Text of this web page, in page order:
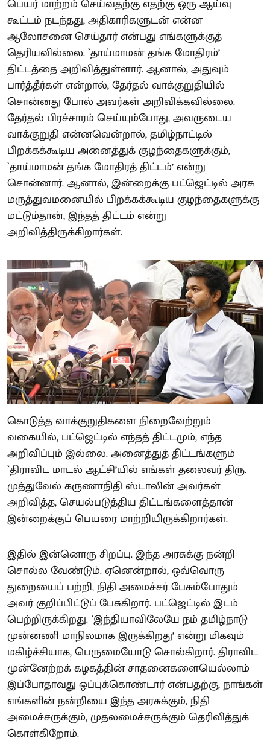
பெயர் மாற்றம் செய்வதற்கு எதற்கு ஒரு ஆய்வு
கூட்டம் நடந்தது, அதிகாரிகளுடன் என்ன
ஆலோசனை செய்தார் என்பது எங்களுக்குத்
தெரியவில்லை. `தாய்மாமன் தங்க மோதிரம்’
திட்டத்தை அறிவித்துள்ளார். ஆனால், அதுவும்
பார்த்தீர்கள் என்றால், தேர்தல் வாக்குறுதியில்
சொன்னது போல் அவர்கள் அறிவிக்கவில்லை.
தேர்தல் பிரச்சாரம் செய்யும்போது, அவருடைய
வாக்குறுதி என்னவென்றால், தமிழ்நாட்டில்
பிறக்கக்கூடிய அனைத்துக் குழந்தைகளுக்கும்,
`தாய்மாமன் தங்க மோதிரத் திட்டம்’ என்று
சொன்னார். ஆனால், இன்றைக்கு பட்ஜெட்டில் அரசு
மருத்துவமனையில் பிறக்கக்கூடிய குழந்தைகளுக்கு
மட்டும்தான், இந்தத் திட்டம் என்று
அறிவித்திருக்கிறார்கள்.
கொடுத்த வாக்குறுதிகளை நிறைவேற்றும்
வகையில், பட்ஜெட்டில் எந்தத் திட்டமும், எந்த
அறிவிப்பும் இல்லை. அனைத்துத் திட்டங்களும்
`திராவிட மாடல் ஆட்சி’யில் எங்கள் தலைவர் திரு.
முத்துவேல் கருணாநிதி ஸ்டாலின் அவர்கள்
அறிவித்த, செயல்படுத்திய திட்டங்களைத்தான்
இன்றைக்குப் பெயரை மாற்றியிருக்கிறார்கள்.
இதில் இன்னொரு சிறப்பு. இந்த அரசுக்கு நன்றி
சொல்ல வேண்டும். ஏனென்றால், ஒவ்வொரு
துறையைப் பற்றி, நிதி அமைச்சர் பேசும்போதும்
அவர் குறிப்பிட்டுப் பேசுகிறார். பட்ஜெட்டில் இடம்
பெற்றிருக்கிறது. `இந்தியாவிலேயே நம் தமிழ்நாடு
முன்னணி மாநிலமாக இருக்கிறது’ என்று மிகவும்
மகிழ்ச்சியாக, பெருமையோடு சொல்கிறார். திராவிட
முன்னேற்றக் கழகத்தின் சாதனைகளையெல்லாம்
இப்போதாவது ஒப்புக்கொண்டார் என்பதற்கு, நாங்கள்
எங்களின் நன்றியை இந்த அரசுக்கும், நிதி
அமைச்சருக்கும், முதலமைச்சருக்கும் தெரிவித்துக்
கொள்கிறோம்.